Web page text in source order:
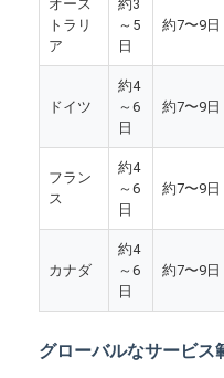
オース
トラリ
ア
約3
～5
日
約7〜9日
ドイツ
約4
～6
日
約7〜9日
フラン
ス
約4
～6
日
約7〜9日
カナダ
約4
～6
日
約7〜9日
グローバルなサービス